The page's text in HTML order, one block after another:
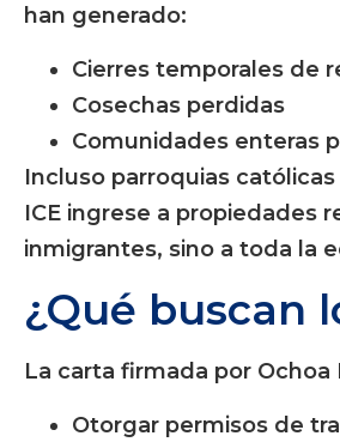
han generado:
Cierres temporales de
Cosechas perdidas
Comunidades enteras
Incluso parroquias
ICE ingrese a propiedades
inmigrantes, sino a toda la
¿Qué buscan
La carta firmada por
Otorgar permisos de